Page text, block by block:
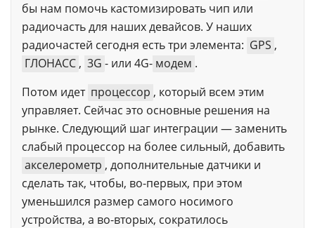
бы нам помочь кастомизировать чип или
радиочасть для наших девайсов. У наших
радиочастей сегодня есть три элемента: GPS ,
ГЛОНАСС , 3G - или 4G- модем .
Потом идет процессор , который всем этим
управляет. Сейчас это основные решения на
рынке. Следующий шаг интеграции — заменить
слабый процессор на более сильный, добавить
акселерометр , дополнительные датчики и
сделать так, чтобы, во-первых, при этом
уменьшился размер самого носимого
устройства, а во-вторых, сократилось